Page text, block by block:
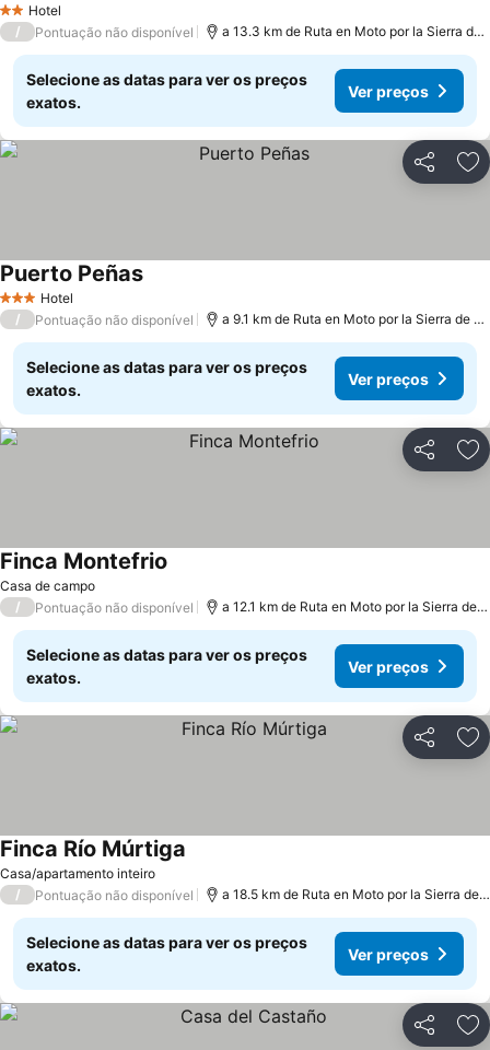
2 Estrelas
Hotel
/ Pontuação não disponível a 13.3 km de Ruta en Moto por la Sierra de
Selecione as datas para ver os preços
exatos.
Ver preços
Partilhar
3 EstrelasHotel
Puerto PeñasVer preços
/ Pontuação não disponível a 9.1 km de Ruta en Moto por la Sierra de
Selecione as datas para ver os preços
exatos.
Ver preços
Partilhar
Casa de campo
Finca Montefrio
/ Pontuação não disponível a 12.1 km de Ruta en Moto por la Sierra de
Selecione as datas para ver os preços
exatos.
Ver preços
Partilhar
Casa/apartamento inteiro
Finca Río Múrtiga
/ Pontuação não disponível a 18.5 km de Ruta en Moto por la Sierra de
Selecione as datas para ver os preços
exatos.
Ver preços
Partilhar